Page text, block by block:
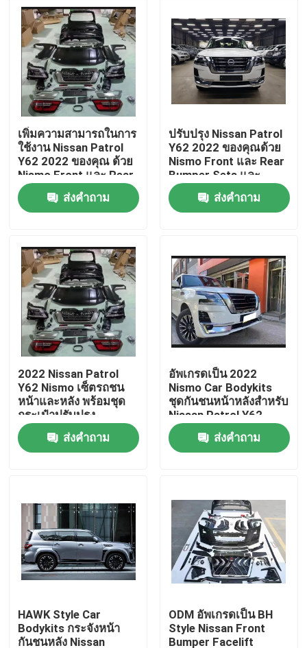
บ้าน
ผลิตภัณฑ์
เกี่ยวกับเรา
ทัวร์โรงงาน
ควบคุมคุณภาพ
ข่าว
ทุกกรณี
อะไหล่รถยนต์กระบะท้าย
เพิ่มความสามารถในการ
ใช้งาน Nissan Patrol
Y62 2022 ของคุณ ด้วย
Nismo Front และ Rear
Bumper Sets และ
Enhanced Body Kits
ส่งคำถาม
ปรับปรุง Nissan Patrol
Y62 2022 ของคุณด้วย
Nismo Front และ Rear
Bumper Sets และ
Upgraded Body Kits
ส่งคำถาม
2022 Nissan Patrol
Y62 Nismo เซ็ตรถชน
หน้าและหลัง พร้อมชุด
กระเป๋าปรับปรุง
ส่งคำถาม
อัพเกรดเป็น 2022
Nismo Car Bodykits
ชุดกันชนหน้าหลังสำหรับ
Nissan Patrol Y62
ส่งคำถาม
HAWK Style Car
Bodykits กระจังหน้า
กันชนหลัง Nissan
ODM อัพเกรดเป็น BH
Style Nissan Front
Bumper Facelift